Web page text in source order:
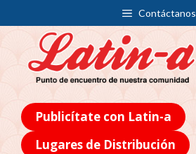
Contáctanos
Publicítate con Latin-a
Lugares de Distribución